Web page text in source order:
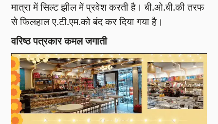
मात्रा में सिल्ट झील में प्रवेश करती है। बी.ओ.बी.की तरफ
से फिलहाल ए.टी.एम.को बंद कर दिया गया है।
वरिष्ठ पत्रकार कमल जगाती